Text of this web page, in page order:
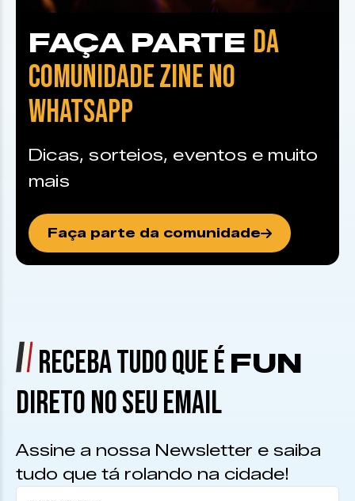
FAÇA PARTE DA
COMUNIDADE ZINE NO
WHATSAPP
Dicas, sorteios, eventos e muito
mais
Faça parte da comunidade
RECEBA TUDO QUE É FUN
DIRETO NO SEU EMAIL
Assine a nossa Newsletter e saiba
tudo que tá rolando na cidade!